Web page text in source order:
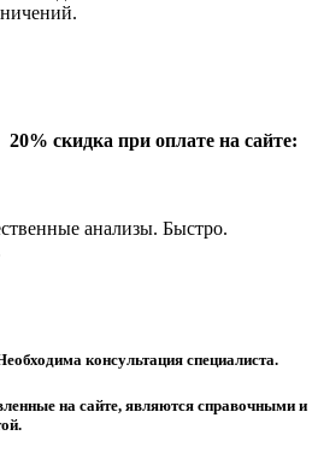
20% скидка при оплате на сайте:
анализы. Быстро.
консультация специалиста.
на сайте, являются справочными и